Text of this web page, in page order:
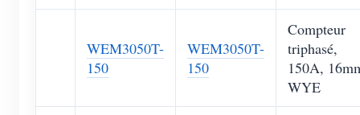
WEM3050T-
150
WEM3050T-
150
Compteur
triphasé,
150A,
WYE